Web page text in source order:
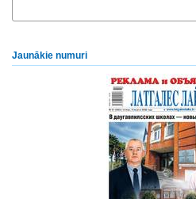
Jaunākie numuri